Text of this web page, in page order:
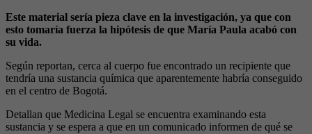
Este material sería pieza clave en la investigación, ya que con
esto tomaría fuerza la hipótesis de que María Paula acabó con
su vida.
Según reportan, cerca al cuerpo fue encontrado un recipiente que
tendría una sustancia química que aparentemente habría conseguido
en el centro de Bogotá.
Detallan que Medicina Legal se encuentra examinando esta
sustancia y se espera a que en un comunicado informen de qué se